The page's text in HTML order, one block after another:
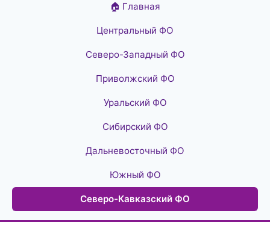
🏠 Главная
Центральный ФО
Северо-Западный ФО
Приволжский ФО
Уральский ФО
Сибирский ФО
Дальневосточный ФО
Южный ФО
Северо-Кавказский ФО